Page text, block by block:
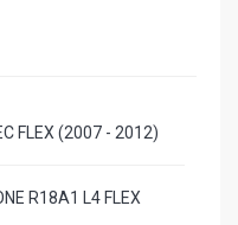
FLEX (2007 - 2012)
R18A1 L4 FLEX